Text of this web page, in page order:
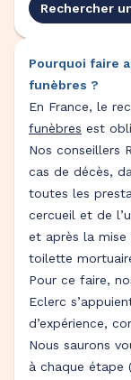
Rechercher
Pourquoi faire
funèbres ?
En France, le
funèbres est
Nos conseillers
cas de décès,
toutes les
cercueil et de
et après la mise
toilette
Pour ce faire,
Eclerc
d’expérience,
Nous saurons
à chaque étape